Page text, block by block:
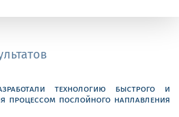
технологию быстрого и
процессом послойного наплавления